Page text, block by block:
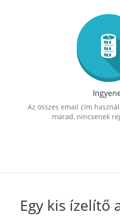
Az összes email cím
marad, nincsenek
Egy kis ízelítő